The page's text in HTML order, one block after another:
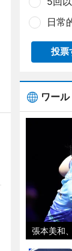
日常
投票
ワー
張本美和